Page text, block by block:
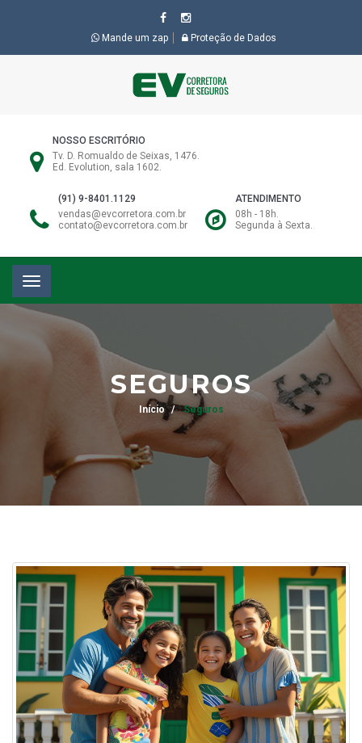
Mande um zap Proteção de Dados
NOSSO ESCRITÓRIO
Tv. D. Romualdo de Seixas, 1476.
Ed. Evolution, sala 1602.
(91) 9-8401.1129
vendas@evcorretora.com.br
contato@evcorretora.com.br
ATENDIMENTO
08h - 18h.
Segunda à Sexta.
Alternar
navegação
SEGUROS
Início Seguros